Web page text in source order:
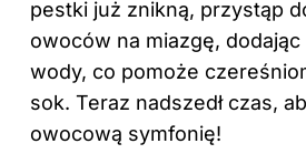
pestki już znikną, przystąp
owoców na miazgę,
wody, co pomoże
sok. Teraz nadszedł czas,
owocową symfonię!